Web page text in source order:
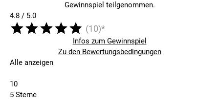
Gewinnspiel teilgenommen.
4.8 / 5.0
(10)*
Infos zum Gewinnspiel
Zu den Bewertungsbedingungen
Alle anzeigen
10
5 Sterne